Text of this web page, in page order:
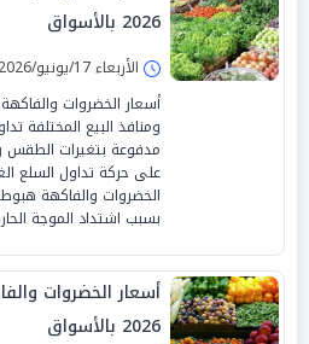
2026 بالأسواق
الأربعاء 17/يونيو/2026 - 08:00 ص
أسعار الخضروات
ومنافذ البيع المختلفة
مدفوعة بتغيرات الطقس
على حركة تداول السلع
بسبب اشتداد الموجة
2026 بالأسواق